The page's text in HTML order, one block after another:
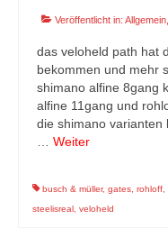
Veröffentlicht in: Allgemein
das veloheld path hat
bekommen und mehr
shimano alfine 8gang
alfine 11gang und
die shimano varianten
Weiter
busch & müller, gates rohloff
steelisreal veloheld